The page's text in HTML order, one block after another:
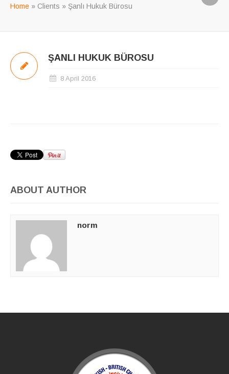
Home » Clients » Şanlı Hukuk Bürosu
ŞANLI HUKUK BÜROSU
8 April 2016
ABOUT AUTHOR
norm